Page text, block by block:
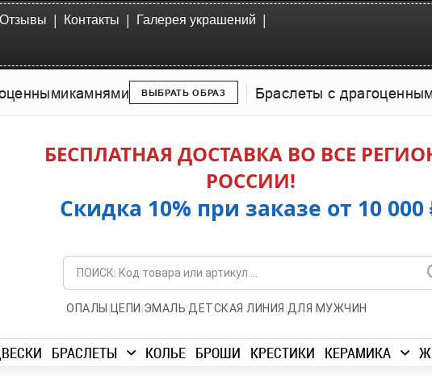
Отзывы | Контакты | Галерея украшений |
камнями ВЫБРАТЬ ОБРАЗ Браслеты с
БЕСПЛАТНАЯ ДОСТАВКА ВО ВСЕ
РОССИИ!
Скидка 10% при заказе от 10 000
ОПАЛЫ | ЦЕПИ |ЭМАЛЬ|ДЕТСКАЯ ЛИНИЯ |ДЛЯ МУЖЧИН
БРАСЛЕТЫ КОЛЬЕ БРОШИ КРЕСТИКИ КЕРАМИКА